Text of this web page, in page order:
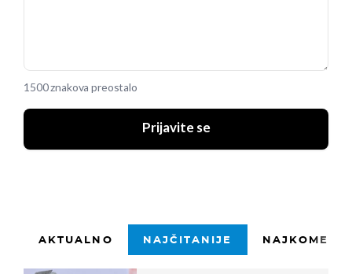
1500 znakova preostalo
Prijavite se
AKTUALNO NAJČITANIJE